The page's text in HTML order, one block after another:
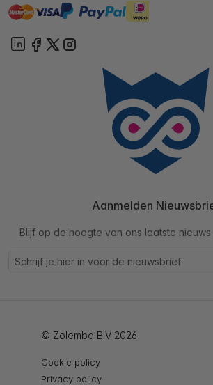
mastervisa paypal ideal
Aanmelden
Blijf op de hoogte van ons laatste
© Zolemba B.V 2026
Cookie policy
Privacy policy